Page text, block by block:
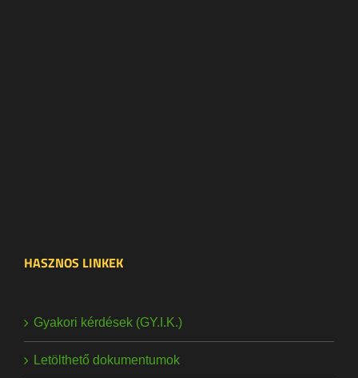
HASZNOS LINKEK
Gyakori kérdések (GY.I.K.)
Letölthető dokumentumok